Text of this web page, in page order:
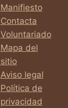
Manifiesto
Contacta
Voluntariado
Mapa del
sitio
Aviso legal
Política de
privacidad